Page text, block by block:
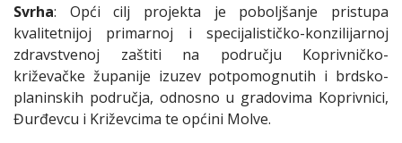
Svrha: Opći cilj projekta je poboljšanje pristupa
kvalitetnijoj primarnoj i specijalističko-konzilijarnoj
zdravstvenoj zaštiti na području Koprivničko-
križevačke županije izuzev potpomognutih i brdsko-
planinskih područja, odnosno u gradovima Koprivnici,
Đurđevcu i Križevcima te općini Molve.